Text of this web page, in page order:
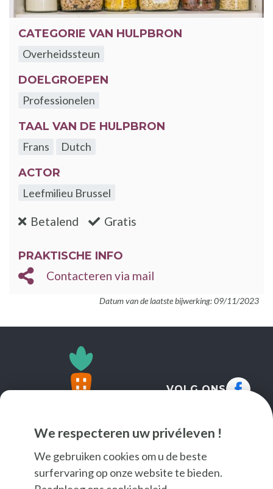
We respecteren uw privéleven !
We gebruiken cookies om u de beste
surfervaring op onze website te bieden.
CATEGORIE VAN HULPBRON
Overheidssteun
DOELGROEPEN
Professionelen
TAAL VAN DE HULPBRON
Frans
Dutch
ACTOR
Leefmilieu Brussel
Betalend :nee Gratis
PRAKTISCHE INFO
Contacteren via mail
Datum van de laatste bijwerking: 09/11/2023
VOLG ONS